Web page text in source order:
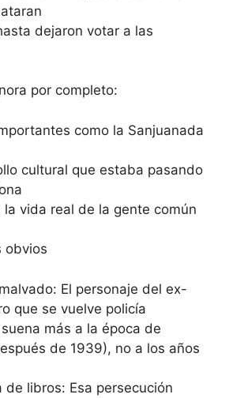
dejaron votar a las
por completo:
como la Sanjuanada
cultural que estaba pasando
la vida real de la gente común
obvios
El personaje del ex-
que se vuelve policía
más a la época de
de 1939), no a los años
de libros: Esa persecución